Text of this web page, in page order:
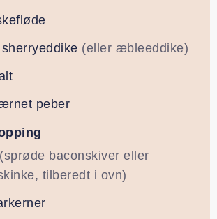
sherryeddike (eller æbleeddike)
peber
(sprøde baconskiver eller
tilberedt i ovn)